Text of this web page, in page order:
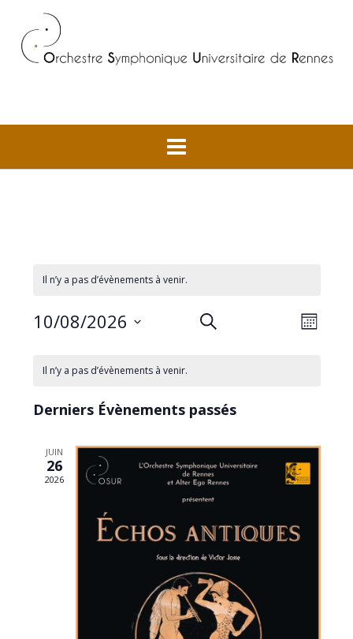
content
Il n’y a pas d’évènements à venir.
Recherche
vues
RECHERCHE MOIS
10/08/2026
date.
Il n’y a pas d’évènements à venir.
Derniers Évènements passés
JUIN
26
2026